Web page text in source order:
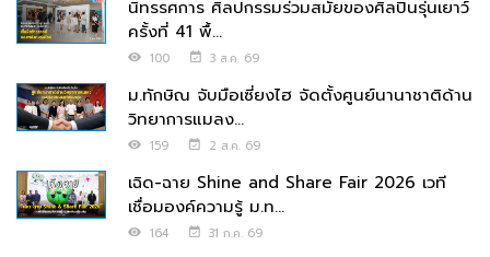
นิทรรศการ ศิลปกรรมร่วมสมัยของศิลปินรุ่นเยาว์
ครั้งที่ 41 พื้...
100 3 ส.ค. 69
ม.ทักษิณ จับมือเซี่ยงไฮ จัดตั้งศูนย์นานาชาติด้าน
วิทยาการแมลง...
159 2 ส.ค. 69
เฉิด-ฉาย Shine and Share Fair 2026 เวที
เชื่อมองค์ความรู้ ม.ท...
164 31 ก.ค. 69